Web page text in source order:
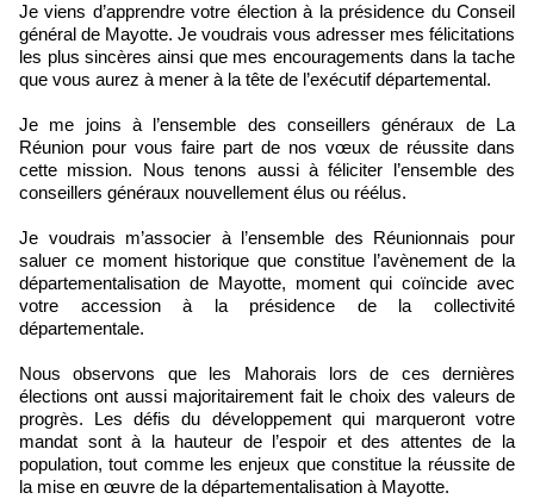
Je viens d’apprendre votre élection à la présidence du Conseil
général de Mayotte. Je voudrais vous adresser mes félicitations
les plus sincères ainsi que mes encouragements dans la tache
que vous aurez à mener à la tête de l’exécutif départemental.
Je me joins à l’ensemble des conseillers généraux de La
Réunion pour vous faire part de nos vœux de réussite dans
cette mission. Nous tenons aussi à féliciter l’ensemble des
conseillers généraux nouvellement élus ou réélus.
Je voudrais m’associer à l’ensemble des Réunionnais pour
saluer ce moment historique que constitue l’avènement de la
départementalisation de Mayotte, moment qui coïncide avec
votre accession à la présidence de la collectivité
départementale.
Nous observons que les Mahorais lors de ces dernières
élections ont aussi majoritairement fait le choix des valeurs de
progrès. Les défis du développement qui marqueront votre
mandat sont à la hauteur de l’espoir et des attentes de la
population, tout comme les enjeux que constitue la réussite de
la mise en œuvre de la départementalisation à Mayotte.